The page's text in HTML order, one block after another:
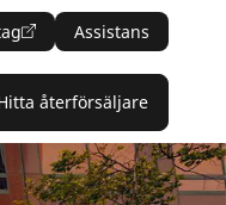
Assistans
återförsäljare